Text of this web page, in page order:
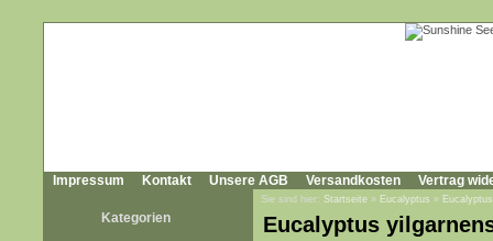
Impressum Kontakt Unsere AGB Versandkosten Vertrag
Kategorien
Sie sind hier: Startseite » Eucalyptus »
Eucalyptus